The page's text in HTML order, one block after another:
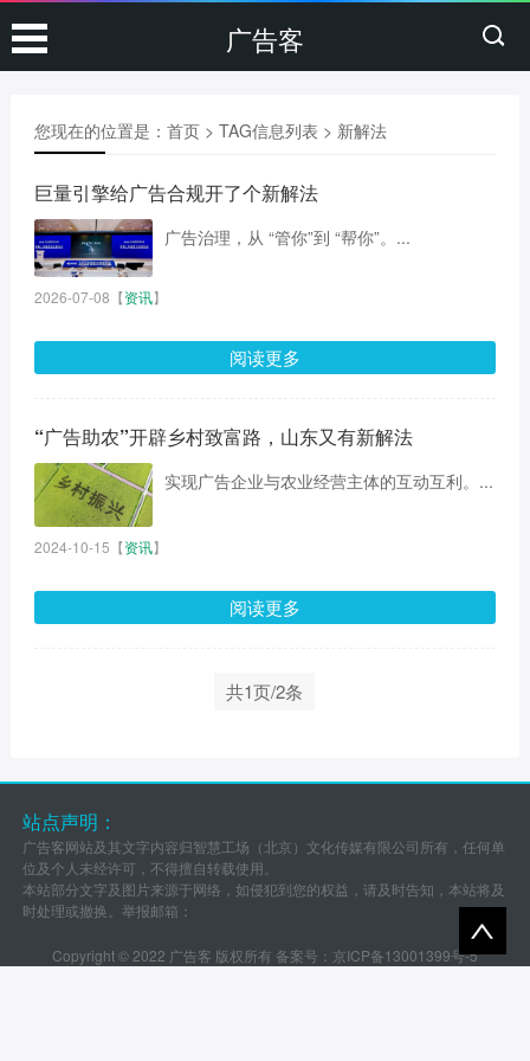
广告客
您现在的位置是： 首页> TAG信息列表 > 新解法
巨量引擎给广告合规开了个新解法
广告治理，从 “管你”到 “帮你”。...
2026-07-08 【资讯】
阅读更多
“广告助农”开辟乡村致富路，山东又有新解法
实现广告企业与农业经营主体的互动互利。...
2024-10-15 【资讯】
阅读更多
共1页/2条
站点声明：
广告客网站及其文字内容归智慧工场（北京）文化传媒有限公司所有，任何单
位及个人未经许可，不得擅自转载使用。
本站部分文字及图片来源于网络，如侵犯到您的权益，请及时告知，本站将及
时处理或撤换。举报邮箱：
Copyright © 2022 广告客 版权所有 备案号： 京ICP备13001399号-5